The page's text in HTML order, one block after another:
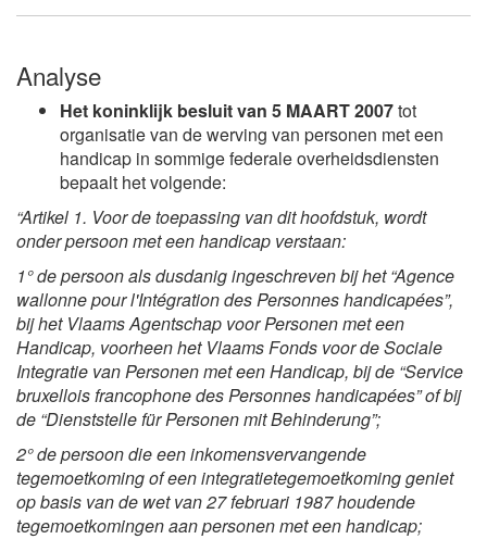
Analyse
Het koninklijk besluit van 5 MAART 2007tot
organisatie van de werving van personen met een
handicap in sommige federale overheidsdiensten
bepaalt het volgende:
“Artikel 1. Voor de toepassing van dit hoofdstuk, wordt
onder persoon met een handicap verstaan:
1° de persoon als dusdanig ingeschreven bij het “Agence
wallonne pour l'Intégration des Personnes handicapées”,
bij het Vlaams Agentschap voor Personen met een
Handicap, voorheen het Vlaams Fonds voor de Sociale
Integratie van Personen met een Handicap, bij de “Service
bruxellois francophone des Personnes handicapées” of bij
de “Dienststelle für Personen mit Behinderung”;
2° de persoon die een inkomensvervangende
tegemoetkoming of een integratietegemoetkoming geniet
op basis van de wet van 27 februari 1987 houdende
tegemoetkomingen aan personen met een handicap;